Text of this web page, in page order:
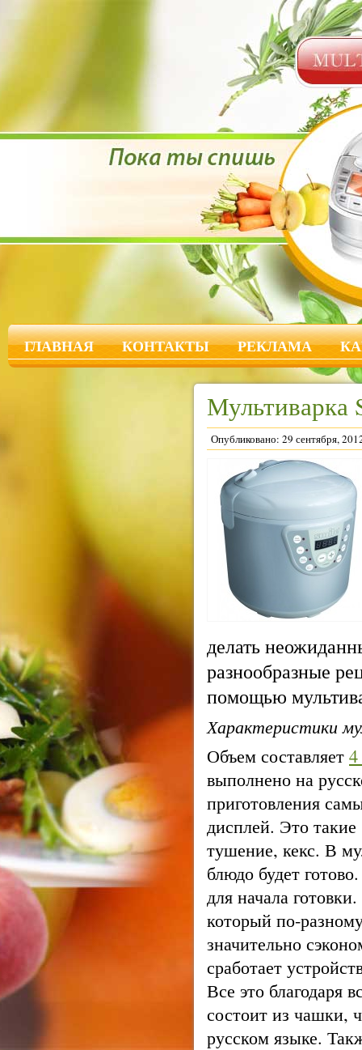
ГЛАВНАЯ КОНТАКТЫ РЕКЛАМА
Мультиварка
Опубликовано: 29 сентября,
делать
разнообразные
помощью
Характеристики
Объем составляет
выполнено на
приготовления
дисплей. Это
тушение, кекс. В
блюдо будет
для начала
который по-
значительно
сработает
Все это благодаря
состоит из чашки,
русском языке.